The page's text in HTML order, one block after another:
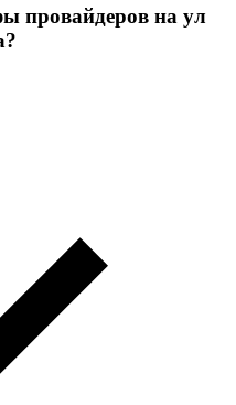
провайдеров на ул